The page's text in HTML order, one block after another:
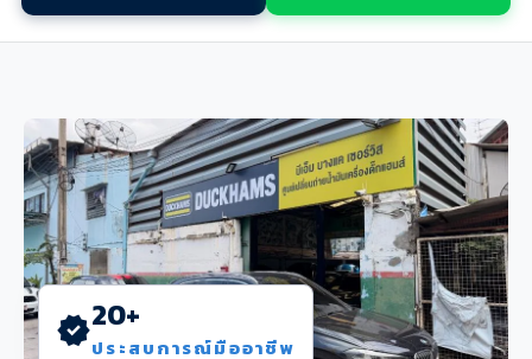
verified20+
ประสบการณ์มืออาชีพ